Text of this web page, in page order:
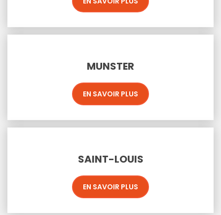
MUNSTER
EN SAVOIR PLUS
SAINT-LOUIS
EN SAVOIR PLUS